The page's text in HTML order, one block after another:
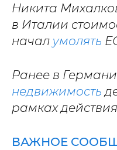
Никита
в Италии
начал умолять
Ранее в
недвижимость
рамках
ВАЖНОЕ